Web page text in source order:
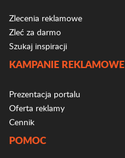
Zlecenia reklamowe
Zleć za darmo
Szukaj inspiracji
KAMPANIE REKLAMOWE
Prezentacja portalu
Oferta reklamy
Cennik
POMOC